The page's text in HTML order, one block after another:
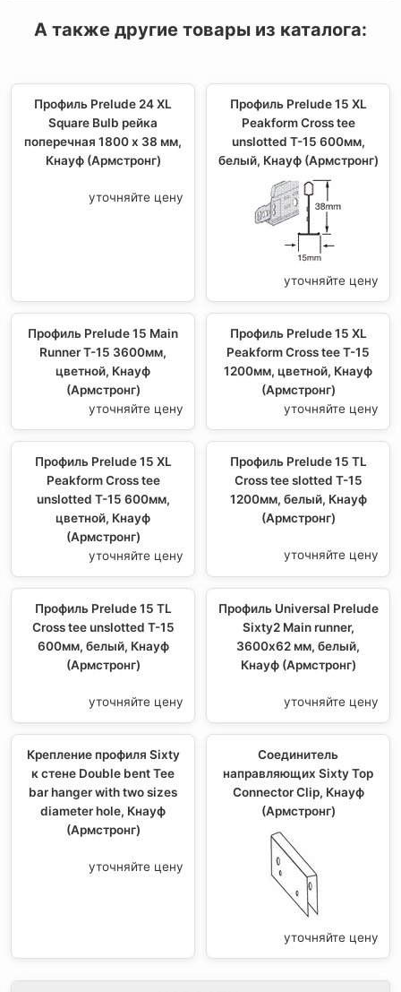
А также другие товары из каталога:
Профиль Prelude 24 XL
Square Bulb рейка
поперечная 1800 x 38 мм,
Кнауф (Армстронг)
уточняйте цену
Профиль Prelude 15 XL
Peakform Cross tee
unslotted T-15 600мм,
белый, Кнауф (Армстронг)
уточняйте цену
Профиль Prelude 15 Main
Runner T-15 3600мм,
цветной, Кнауф
(Армстронг)
уточняйте цену
Профиль Prelude 15 XL
Peakform Cross tee T-15
1200мм, цветной, Кнауф
(Армстронг)
уточняйте цену
Профиль Prelude 15 XL
Peakform Cross tee
unslotted T-15 600мм,
цветной, Кнауф
(Армстронг)
уточняйте цену
Профиль Prelude 15 TL
Cross tee slotted T-15
1200мм, белый, Кнауф
(Армстронг)
уточняйте цену
Профиль Prelude 15 TL
Cross tee unslotted T-15
600мм, белый, Кнауф
(Армстронг)
уточняйте цену
Профиль Universal Prelude
Sixty2 Main runner,
3600х62 мм, белый,
Кнауф (Армстронг)
уточняйте цену
Крепление профиля Sixty
к стене Double bent Tee
bar hanger with two sizes
diameter hole, Кнауф
(Армстронг)
уточняйте цену
Соединитель
направляющих Sixty Top
Connector Clip, Кнауф
(Армстронг)
уточняйте цену